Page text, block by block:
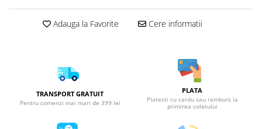
Adauga la Favorite Cere informatii
TRANSPORT GRATUIT
Pentru comenzi mai mari de 399 lei
PLATA
Platesti cu cardu sau ramburs la
primirea coletului